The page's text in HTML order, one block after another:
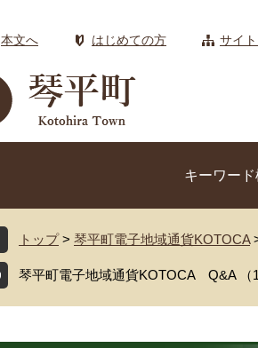
本文へ はじめての方 サイ
キーワード
トップ > 琴平町電子地域通貨KOTOCA
琴平町電子地域通貨KOTOCA Q&A （